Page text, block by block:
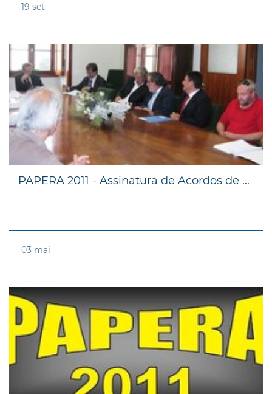
19 set
PAPERA 2011 - Assinatura de Acordos de ...
03 mai